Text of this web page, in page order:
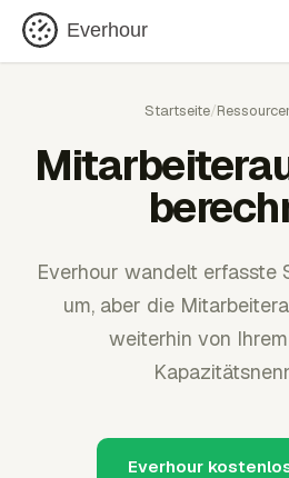
Everhour
Startseite/
Everhour wandelt erfasste
um, aber die
weiterhin von
Everhour